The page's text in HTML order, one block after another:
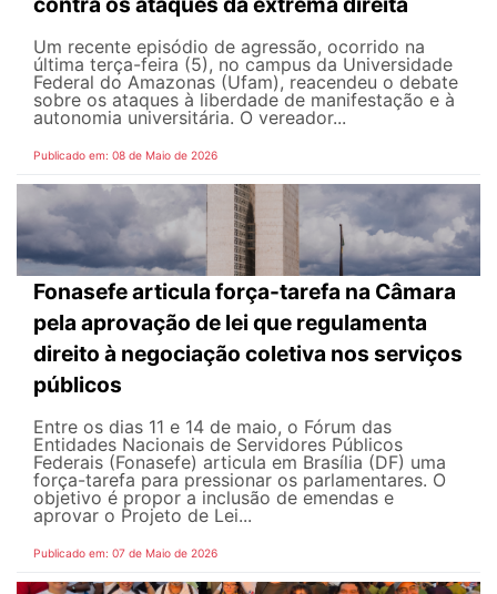
Um recente episódio de agressão, ocorrido na
última terça-feira (5), no campus da Universidade
Federal do Amazonas (Ufam), reacendeu o debate
sobre os ataques à liberdade de manifestação e à
autonomia universitária. O vereador...
Publicado em: 08 de Maio de 2026
Fonasefe articula força-tarefa na Câmara
pela aprovação de lei que regulamenta
direito à negociação coletiva nos serviços
públicos
Entre os dias 11 e 14 de maio, o Fórum das
Entidades Nacionais de Servidores Públicos
Federais (Fonasefe) articula em Brasília (DF) uma
força-tarefa para pressionar os parlamentares. O
objetivo é propor a inclusão de emendas e
aprovar o Projeto de Lei...
Publicado em: 07 de Maio de 2026